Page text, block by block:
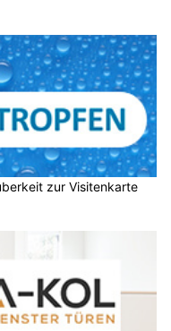
zur Visitenkarte